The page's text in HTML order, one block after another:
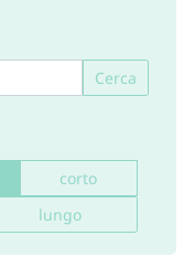
Cerca
corto
lungo